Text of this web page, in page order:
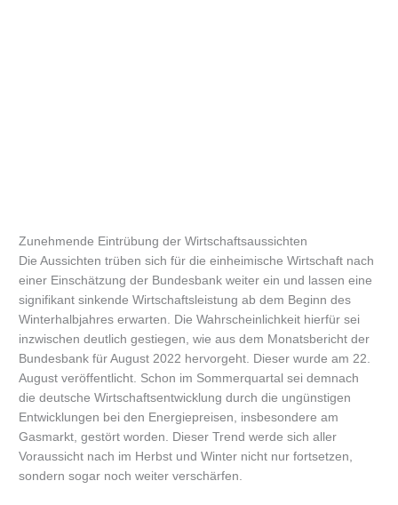
Zunehmende Eintrübung der Wirtschaftsaussichten
Die Aussichten trüben sich für die einheimische Wirtschaft nach
einer Einschätzung der Bundesbank weiter ein und lassen eine
signifikant sinkende Wirtschaftsleistung ab dem Beginn des
Winterhalbjahres erwarten. Die Wahrscheinlichkeit hierfür sei
inzwischen deutlich gestiegen, wie aus dem Monatsbericht der
Bundesbank für August 2022 hervorgeht. Dieser wurde am 22.
August veröffentlicht. Schon im Sommerquartal sei demnach
die deutsche Wirtschaftsentwicklung durch die ungünstigen
Entwicklungen bei den Energiepreisen, insbesondere am
Gasmarkt, gestört worden. Dieser Trend werde sich aller
Voraussicht nach im Herbst und Winter nicht nur fortsetzen,
sondern sogar noch weiter verschärfen.